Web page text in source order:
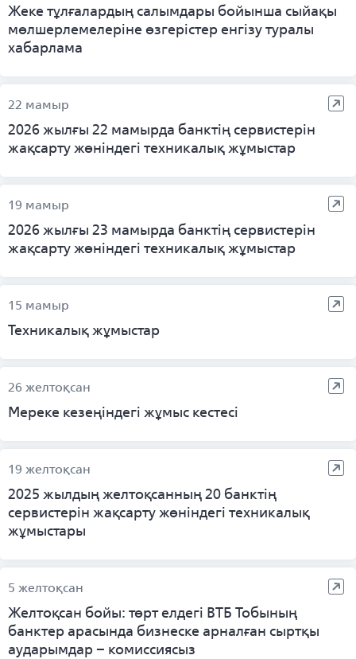
Жеке тұлғалардың салымдары бойынша сыйақы
мөлшерлемелеріне өзгерістер енгізу туралы
хабарлама
22 мамыр
2026 жылғы 22 мамырда банктің сервистерін
жақсарту жөніндегі техникалық жұмыстар
19 мамыр
2026 жылғы 23 мамырда банктің сервистерін
жақсарту жөніндегі техникалық жұмыстар
15 мамыр
Техникалық жұмыстар
26 желтоқсан
Мереке кезеңіндегі жұмыс кестесі
19 желтоқсан
2025 жылдың желтоқсанның 20 банктің
сервистерін жақсарту жөніндегі техникалық
жұмыстары
5 желтоқсан
Желтоқсан бойы: төрт елдегі ВТБ Тобының
банктер арасында бизнеске арналған сыртқы
аударымдар – комиссиясыз